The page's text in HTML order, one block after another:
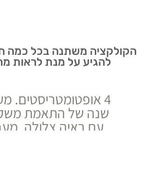
הקולקציה משתנה בכל כמה
להגיע על מנת לראות
שנה של התאמת
עם ראיה צלולה.